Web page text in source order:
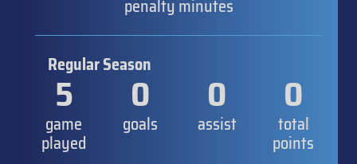
penalty minutes
Regular Season
5
game
played
0
goals
0
assist
0
total
points